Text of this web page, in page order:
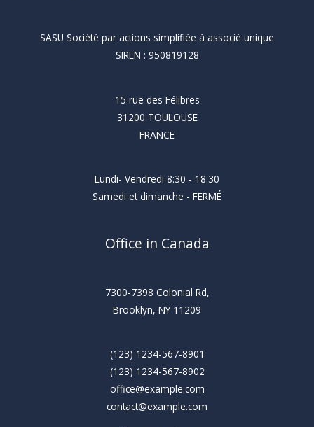
SASU Société par actions simplifiée à associé unique
SIREN : 950819128
15 rue des Félibres
31200 TOULOUSE
FRANCE
Lundi- Vendredi 8:30 - 18:30
Samedi et dimanche - FERMÉ
Office in Canada
7300-7398 Colonial Rd,
Brooklyn, NY 11209
(123) 1234-567-8901
(123) 1234-567-8902
office@example.com
contact@example.com